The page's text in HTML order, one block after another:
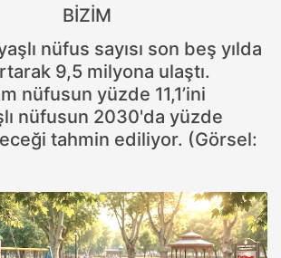
BİZİM
nüfus sayısı son beş yılda
9,5 milyona ulaştı.
nüfusun yüzde 11,1’ini
nüfusun 2030'da yüzde
tahmin ediliyor. (Görsel: